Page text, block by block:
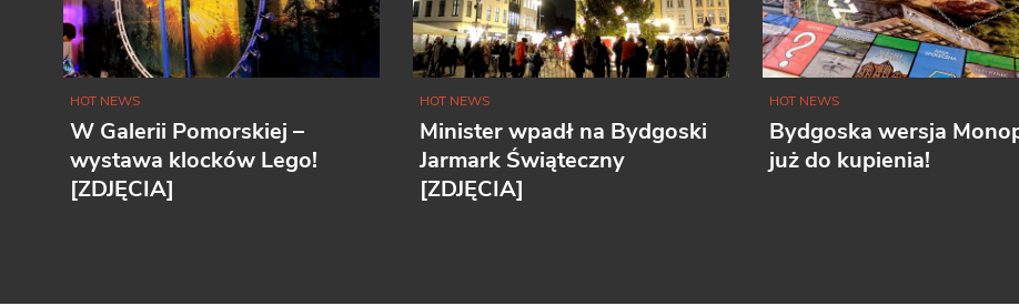
HOT NEWS
W Galerii Pomorskiej –
wystawa klocków Lego!
[ZDJĘCIA]
HOT NEWS
Minister wpadł na Bydgoski
Jarmark Świąteczny
[ZDJĘCIA]
HOT NEWS
Bydgoska wersja
już do kupienia!